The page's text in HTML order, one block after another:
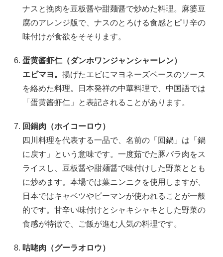
ナスと挽肉を豆板醤や甜麺醤で炒めた料理。麻婆豆
腐のアレンジ版で、ナスのとろける食感とピリ辛の
味付けが食欲をそそります。
蛋黄酱虾仁（ダンホワンジャンシャーレン）
エビマヨ。揚げたエビにマヨネーズベースのソース
を絡めた料理。日本発祥の中華料理で、中国語では
「蛋黄酱虾仁」と表記されることがあります。
回鍋肉（ホイコーロウ）
四川料理を代表する一品で、名前の「回鍋」は「鍋
に戻す」という意味です。一度茹でた豚バラ肉をス
ライスし、豆板醤や甜麺醤で味付けした野菜ととも
に炒めます。本場では葉ニンニクを使用しますが、
日本ではキャベツやピーマンが使われることが一般
的です。甘辛い味付けとシャキシャキとした野菜の
食感が特徴で、ご飯が進む人気の料理です。
咕咾肉（グーラオロウ）